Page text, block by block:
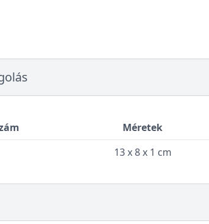
Méretek
13 x 8 x 1 cm